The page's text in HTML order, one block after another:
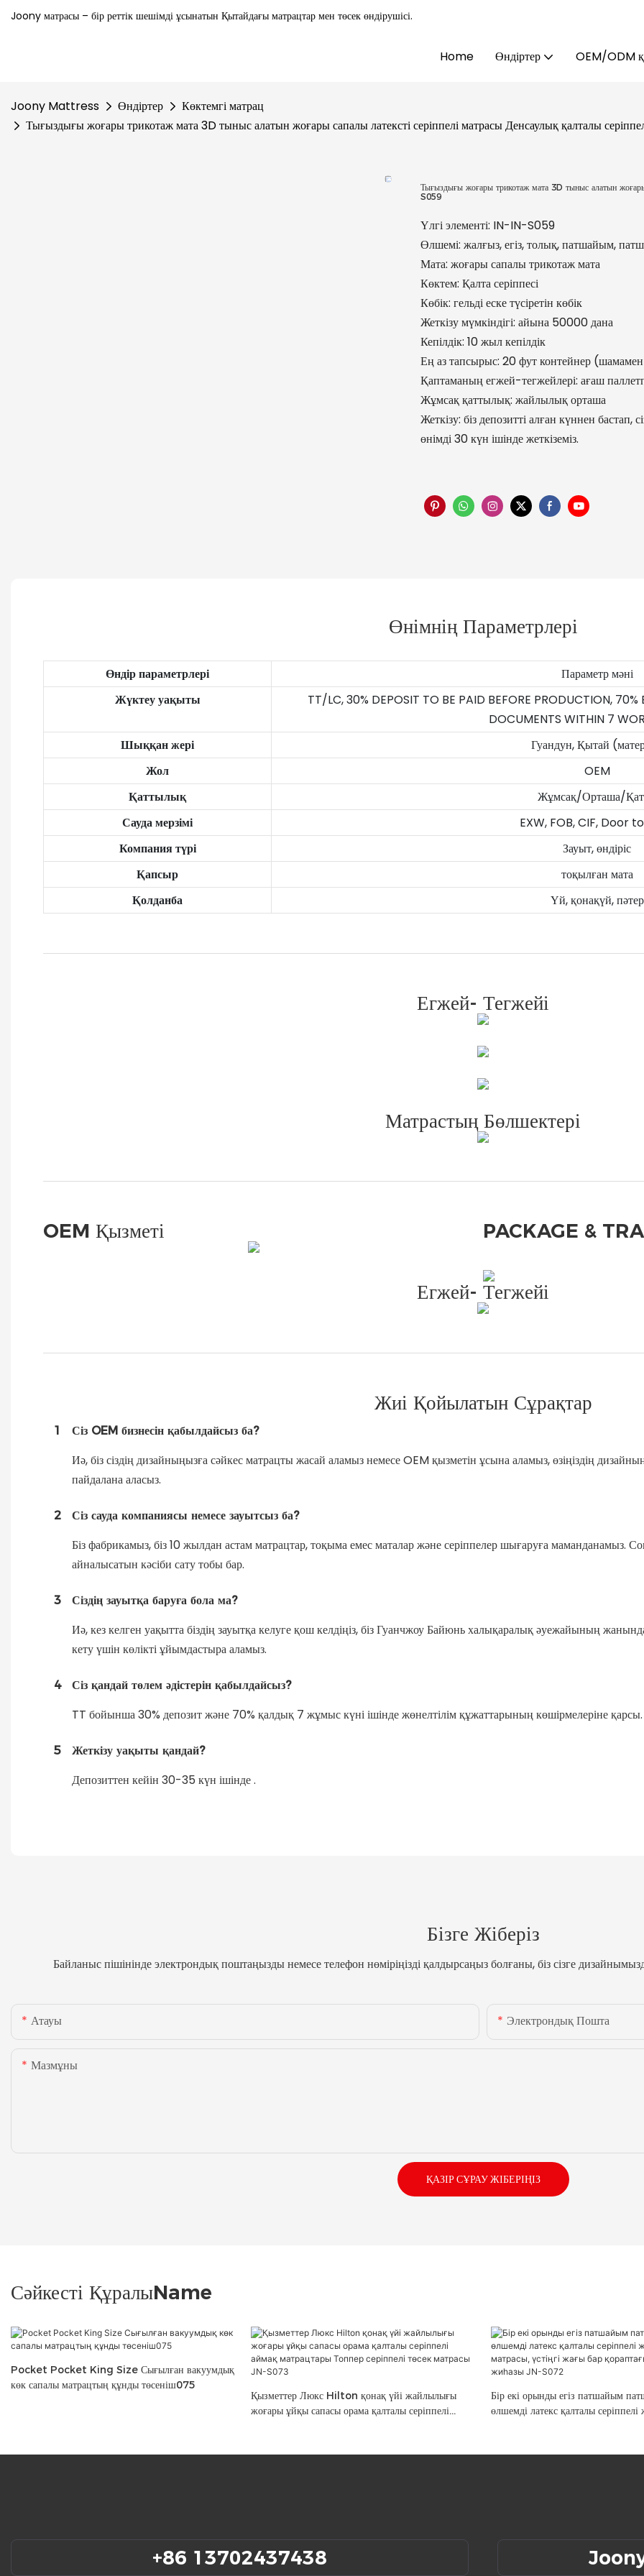
Joony матрасы – бір реттік шешімді ұсынатын Қытайдағы матрацтар мен төсек өндірушісі.
Home Өндіртер OEM/ODM
Joony Mattress Өндіртер
Көктемгі матрац
Тығыздығы жоғары трикотаж мата 3D тыныс алатын жоғары сапалы латексті серіппелі матрасы Денсаулық қалталы
Тығыздығы жоғары трикотаж мата 3D тыныс алатын жоғары
S059
Үлгі элементі: IN-IN-S059
Өлшемі: жалғыз, егіз, толық, патшайым,
Мата: жоғары сапалы трикотаж мата
Көктем: Қалта серіппесі
Көбік: гельді еске түсіретін көбік
Жеткізу мүмкіндігі: айына 50000 дана
Кепілдік: 10 жыл кепілдік
Ең аз тапсырыс: 20 фут контейнер
Қаптаманың егжей-тегжейлері: ағаш
Жұмсақ қаттылық: жайлылық орташа
Жеткізу: біз депозитті алған күннен бастап,
өнімді 30 күн ішінде жеткіземіз.
Өнімнің Параметрлері
Өндір параметрлері
Параметр мәні
Жүктеу уақыты
TT/LC, 30% DEPOSIT TO BE PAID BEFORE PRODUCTION,
DOCUMENTS WITHIN 7
Шыққан жері
Гуандун, Қытай
Жол
OEM
Қаттылық
Жұмсақ/Орташа/
Сауда мерзімі
EXW, FOB, CIF, Door
Компания түрі
Зауыт, өндіріс
Қапсыр
тоқылған мата
Қолданба
Үй, қонақүй, пәтер
Егжей- Тегжейі
Матрастың Бөлшектері
OEM Қызметі PACKAGE &
Егжей- Тегжейі
Жиі Қойылатын Сұрақтар
1 Сіз OEM бизнесін қабылдайсыз ба?
Иә, біз сіздің дизайныңызға сәйкес матрацты жасай аламыз немесе OEM қызметін ұсына аламыз, өзіңіздің
пайдалана аласыз.
2 Сіз сауда компаниясы немесе зауытсыз ба?
Біз фабрикамыз, біз 10 жылдан астам матрацтар, тоқыма емес маталар және серіппелер шығаруға маманданамыз.
айналысатын кәсіби сату тобы бар.
3 Сіздің зауытқа баруға бола ма?
Иә, кез келген уақытта біздің зауытқа келуге қош келдіңіз, біз Гуанчжоу Байюнь халықаралық әуежайының
кету үшін көлікті ұйымдастыра аламыз.
4 Сіз қандай төлем әдістерін қабылдайсыз?
TT бойынша 30% депозит және 70% қалдық 7 жұмыс күні ішінде жөнелтілім құжаттарының көшірмелеріне қарсы.
5 Жеткізу уақыты қандай?
Депозиттен кейін 30-35 күн ішінде .
Бізге Жіберіз
Байланыс пішінінде электрондық поштаңызды немесе телефон нөміріңізді қалдырсаңыз болғаны, біз сізге
Атауы Электрондық Пошта
Мазмұны
ҚАЗІР СҰРАУ ЖІБЕРІҢІЗ
Сәйкесті ҚұралыName
Pocket Pocket King Size Сығылған вакуумдық
көк сапалы матрацтың құнды төсеніш075
Қызметтер Люкс Hilton қонақ үйі жайлылығы
жоғары ұйқы сапасы орама қалталы серіппелі
Бір екі орынды егіз патшайым
өлшемді латекс қалталы серіппелі
+86 13702437438